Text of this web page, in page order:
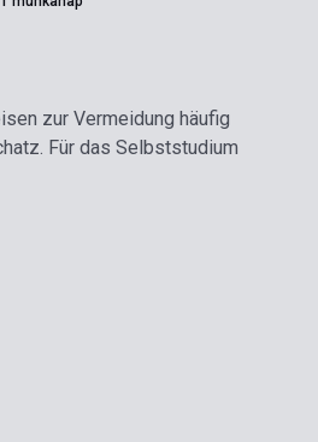
zur Vermeidung häufig
Für das Selbststudium